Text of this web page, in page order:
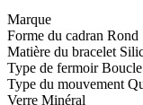
Marque
Forme du cadran Rond
Matière du bracelet
Type de fermoir
Type du mouvement
Verre Minéral